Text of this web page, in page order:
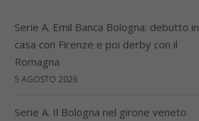
Serie A. Emil Banca Bologna: debutto in
casa con Firenze e poi derby con il
Romagna
5 AGOSTO 2026
Serie A. Il Bologna nel girone veneto